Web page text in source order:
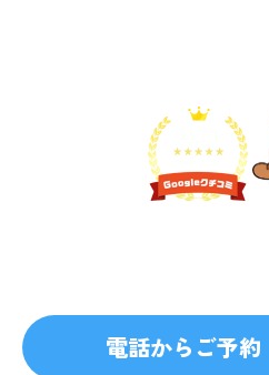
電話からご予約